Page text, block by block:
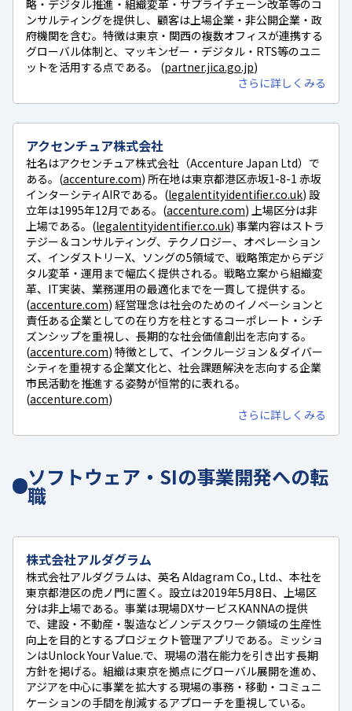
略・デジタル推進・組織変革・サプライチェーン改革等のコ
ンサルティングを提供し、顧客は上場企業・非公開企業・政
府機関を含む。特徴は東京・関西の複数オフィスが連携する
グローバル体制と、マッキンゼー・デジタル・RTS等のユニ
ットを活用する点である。 (partner.jica.go.jp)
さらに詳しくみる
アクセンチュア株式会社
社名はアクセンチュア株式会社（Accenture Japan Ltd）で
ある。(accenture.com) 所在地は東京都港区赤坂1-8-1 赤坂
インターシティAIRである。(legalentityidentifier.co.uk) 設
立年は1995年12月である。(accenture.com) 上場区分は非
上場である。(legalentityidentifier.co.uk) 事業内容はストラ
テジー＆コンサルティング、テクノロジー、オペレーション
ズ、インダストリーX、ソングの5領域で、戦略策定からデジ
タル変革・運用まで幅広く提供される。戦略立案から組織変
革、IT実装、業務運用の最適化までを一貫して提供する。
(accenture.com) 経営理念は社会のためのイノベーションと
責任ある企業としての在り方を柱とするコーポレート・シチ
ズンシップを重視し、長期的な社会価値創出を志向する。
(accenture.com) 特徴として、インクルージョン＆ダイバー
シティを重視する企業文化と、社会課題解決を志向する企業
市民活動を推進する姿勢が恒常的に表れる。
(accenture.com)
さらに詳しくみる
ソフトウェア・SIの事業開発への転
職
株式会社アルダグラム
株式会社アルダグラムは、英名 Aldagram Co., Ltd.、本社を
東京都港区の虎ノ門に置く。設立は2019年5月8日、上場区
分は非上場である。事業は現場DXサービスKANNAの提供
で、建設・不動産・製造などノンデスクワーク領域の生産性
向上を目的とするプロジェクト管理アプリである。ミッショ
ンはUnlock Your Value.で、現場の潜在能力を引き出す長期
方針を掲げる。組織は東京を拠点にグローバル展開を進め、
アジアを中心に事業を拡大する現場の事務・移動・コミュニ
ケーションの手間を削減するアプローチを重視している。